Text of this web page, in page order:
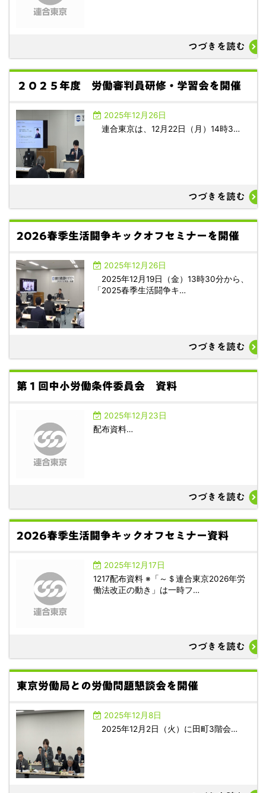
つづきを読む
２０２５年度 労働審判員研修・学習会を開催
2025年12月26日
連合東京は、12月22日（月）14時3…
つづきを読む
2026春季生活闘争キックオフセミナーを開催
2025年12月26日
2025年12月19日（金）13時30分から、
「2025春季生活闘争キ…
つづきを読む
第１回中小労働条件委員会 資料
2025年12月23日
配布資料…
つづきを読む
2026春季生活闘争キックオフセミナー資料
2025年12月17日
1217配布資料 ※「～＄連合東京2026年労
働法改正の動き」は一時フ…
つづきを読む
東京労働局との労働問題懇談会を開催
2025年12月8日
2025年12月2日（火）に田町3階会…